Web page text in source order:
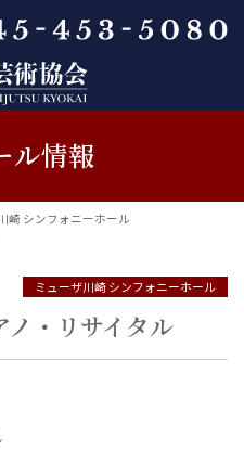
ル情報
崎 シンフォニーホール
ミューザ川崎 シンフォニーホール
・リサイタル